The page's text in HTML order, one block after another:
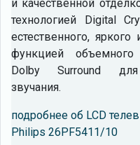
и качественной
технологией Digital
естественного,
функцией
Dolby Surround
звучания.
подробнее об LCD
Philips 26PF5411/10